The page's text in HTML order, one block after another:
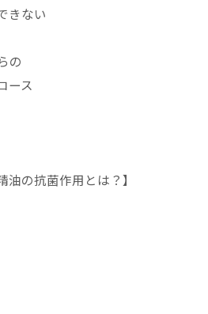
きない
の
ース
油の抗菌作用とは？】